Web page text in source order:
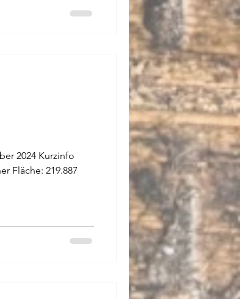
Kurzinfo
Fläche: 219.887